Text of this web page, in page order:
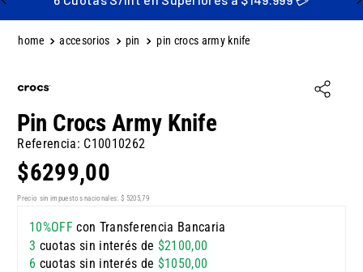
accesorios pin pin crocs army knife
Pin Crocs Army Knife
Referencia: C10010262
$6299,00
Precio sin impuestos nacionales: $ 5205,79
10%OFFcon Transferencia Bancaria
3 cuotas sin interés de $2100,00
6 cuotas sin interés de $1050,00